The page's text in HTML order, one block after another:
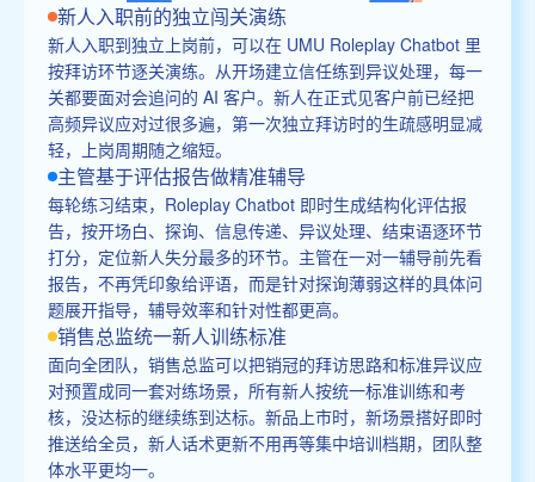
新人入职前的独立闯关演练
新人入职到独立上岗前，可以在 UMU Roleplay Chatbot 里
按拜访环节逐关演练。从开场建立信任练到异议处理，每一
关都要面对会追问的 AI 客户。新人在正式见客户前已经把
高频异议应对过很多遍，第一次独立拜访时的生疏感明显减
轻，上岗周期随之缩短。
主管基于评估报告做精准辅导
每轮练习结束，Roleplay Chatbot 即时生成结构化评估报
告，按开场白、探询、信息传递、异议处理、结束语逐环节
打分，定位新人失分最多的环节。主管在一对一辅导前先看
报告，不再凭印象给评语，而是针对探询薄弱这样的具体问
题展开指导，辅导效率和针对性都更高。
销售总监统一新人训练标准
面向全团队，销售总监可以把销冠的拜访思路和标准异议应
对预置成同一套对练场景，所有新人按统一标准训练和考
核，没达标的继续练到达标。新品上市时，新场景搭好即时
推送给全员，新人话术更新不用再等集中培训档期，团队整
体水平更均一。